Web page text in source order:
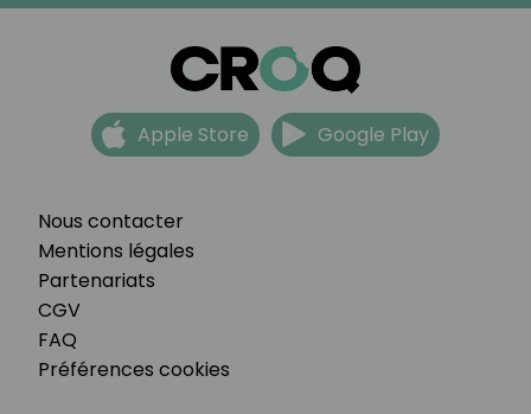
Nous contacter
Mentions légales
Partenariats
CGV
FAQ
Préférences cookies
Apple Store Google Play